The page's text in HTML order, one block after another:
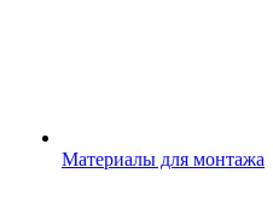
Материалы для монтажа